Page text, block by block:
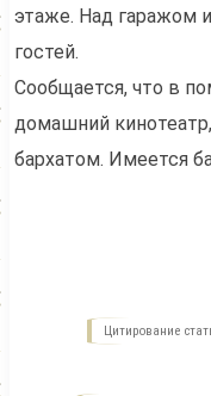
этаже. Над гаражом
гостей.
Сообщается, что в
домашний
бархатом. Имеется
Цитирование